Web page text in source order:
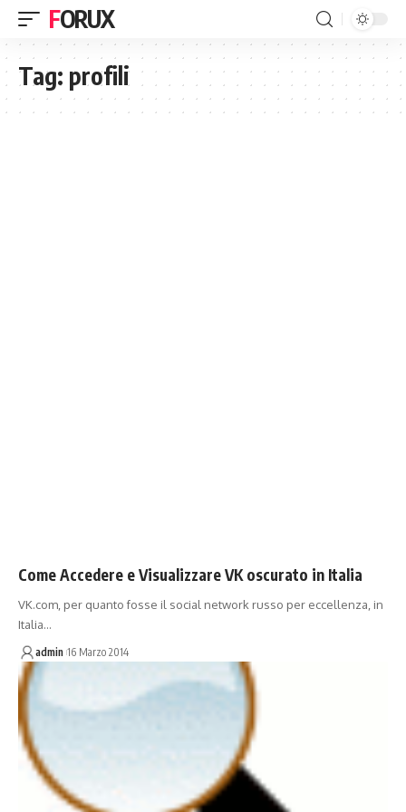
FORUX
Tag: profili
Come Accedere e Visualizzare VK oscurato in Italia
VK.com, per quanto fosse il social network russo per eccellenza, in
Italia…
admin 16 Marzo 2014